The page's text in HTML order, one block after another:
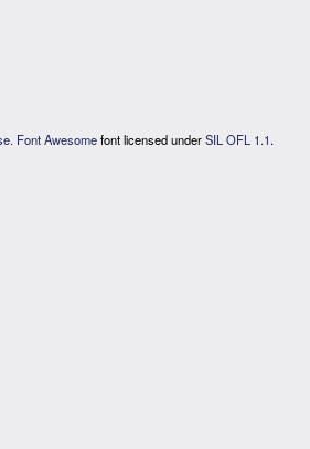
Font Awesomefont licensed underSIL OFL 1.1.